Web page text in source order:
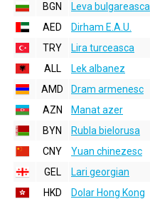
BGN
Leva bulgareasca
AED
Dirham E.A.U.
TRY
Lira turceasca
ALL
Lek albanez
AMD
Dram armenesc
AZN
Manat azer
BYN
Rubla bielorusa
CNY
Yuan chinezesc
GEL
Lari georgian
HKD
Dolar Hong Kong